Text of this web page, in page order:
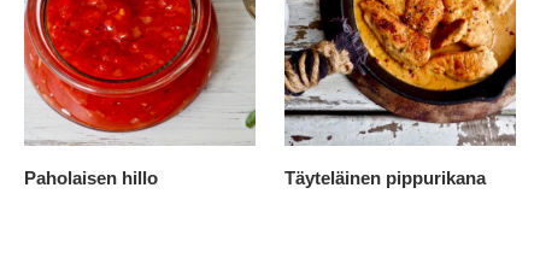
Paholaisen hillo Täyteläinen pippurikana